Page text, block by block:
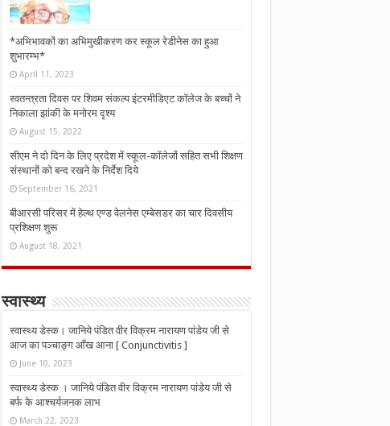
*अभिभावकों का अभिमुखीकरण कर स्कूल रेडीनेस का हुआ
शुभारम्भ*
April 11, 2023
स्वतन्त्रता दिवस पर शिवम संकल्प इंटरमीडिएट कॉलेज के बच्चों ने
निकाला झांकी के मनोरम दृश्य
August 15, 2022
सीएम ने दो दिन के लिए प्रदेश में स्कूल-कॉलेजों सहित सभी शिक्षण
संस्थानों को बन्द रखने के निर्देश दिये
September 16, 2021
बीआरसी परिसर में हेल्थ एण्ड वेलनेस एम्बेसडर का चार दिवसीय
प्रशिक्षण शुरू
August 18, 2021
स्वास्थ्य
स्वास्थ्य डेस्क। जानिये पंडित वीर विक्रम नारायण पांडेय जी से
आज का पञ्चाङ्ग आँख आना [ Conjunctivitis ]
June 10, 2023
स्वास्थ्य डेस्क । जानिये पंडित वीर विक्रम नारायण पांडेय जी से
बर्फ के आश्चर्यजनक लाभ
March 22, 2023